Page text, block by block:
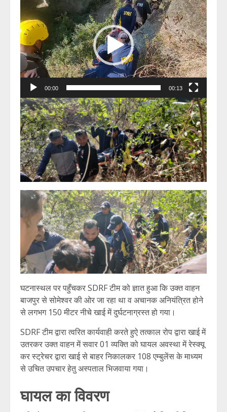
Player
00:00 00:13
घटनास्थल पर पहुँचकर SDRF टीम को ज्ञात हुआ कि उक्त वाहन
बाजपुर से सोमेश्वर की ओर जा रहा था व अचानक अनियंत्रित होने
से लगभग 150 मीटर नीचे खाई में दुर्घटनाग्रस्त हो गया।
SDRF टीम द्वारा त्वरित कार्यवाही करते हुऐ तत्काल रोप द्वारा खाई में
उतरकर उक्त वाहन में सवार 01 व्यक्ति को घायल अवस्था में रेस्क्यू
कर स्ट्रेचर द्वारा खाई से बाहर निकालकर 108 एम्बुलेंस के माध्यम
से उचित उपचार हेतु अस्पताल भिजवाया गया।
घायल का विवरण